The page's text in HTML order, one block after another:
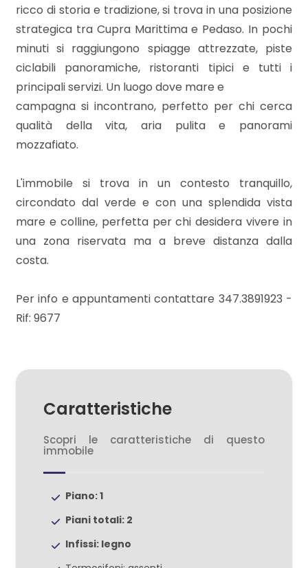
ricco di storia e tradizione, si trova in una posizione
strategica tra Cupra Marittima e Pedaso. In pochi
minuti si raggiungono spiagge attrezzate, piste
ciclabili panoramiche, ristoranti tipici e tutti i
principali servizi. Un luogo dove mare e
campagna si incontrano, perfetto per chi cerca
qualità della vita, aria pulita e panorami
mozzafiato.
L'immobile si trova in un contesto tranquillo,
circondato dal verde e con una splendida vista
mare e colline, perfetta per chi desidera vivere in
una zona riservata ma a breve distanza dalla
costa.
Per info e appuntamenti contattare 347.3891923 -
Rif: 9677
Caratteristiche
Scopri le caratteristiche di questo
immobile
Piano: 1
Piani totali: 2
Infissi: legno
4
5
5+
minime
Qualsiasi
1
2
5+
opzioni
multiscelta